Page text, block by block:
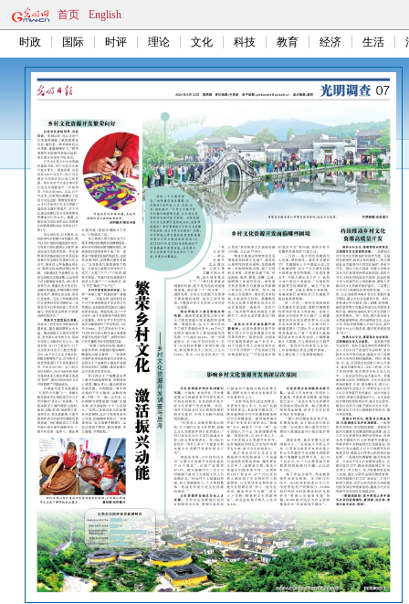
首页 English
时政 国际 时评 理论 文化 科技 教育 经济 生活